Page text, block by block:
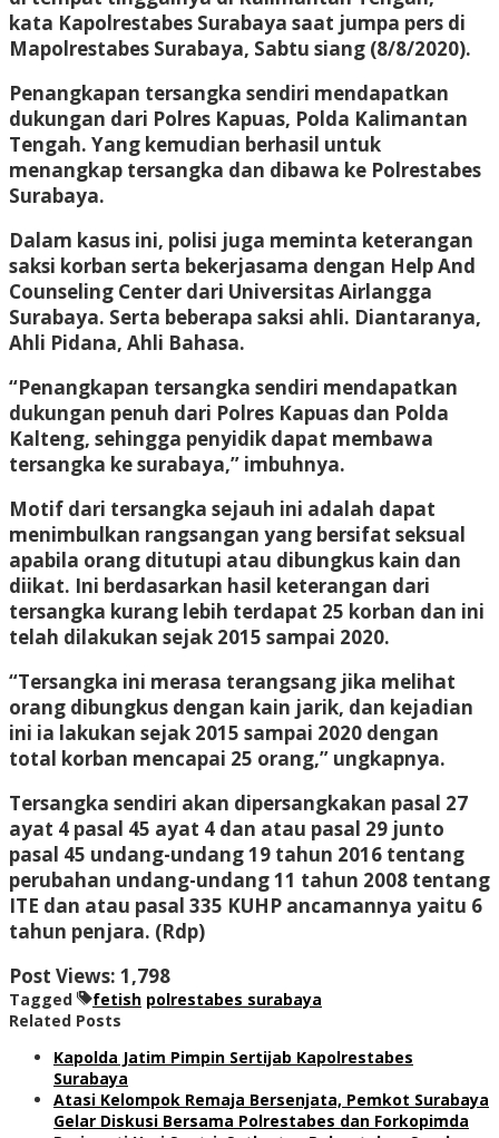
kata Kapolrestabes Surabaya saat jumpa pers di
Mapolrestabes Surabaya, Sabtu siang (8/8/2020).
Penangkapan tersangka sendiri mendapatkan
dukungan dari Polres Kapuas, Polda Kalimantan
Tengah. Yang kemudian berhasil untuk
menangkap tersangka dan dibawa ke Polrestabes
Surabaya.
Dalam kasus ini, polisi juga meminta keterangan
saksi korban serta bekerjasama dengan Help And
Counseling Center dari Universitas Airlangga
Surabaya. Serta beberapa saksi ahli. Diantaranya,
Ahli Pidana, Ahli Bahasa.
“Penangkapan tersangka sendiri mendapatkan
dukungan penuh dari Polres Kapuas dan Polda
Kalteng, sehingga penyidik dapat membawa
tersangka ke surabaya,” imbuhnya.
Motif dari tersangka sejauh ini adalah dapat
menimbulkan rangsangan yang bersifat seksual
apabila orang ditutupi atau dibungkus kain dan
diikat. Ini berdasarkan hasil keterangan dari
tersangka kurang lebih terdapat 25 korban dan ini
telah dilakukan sejak 2015 sampai 2020.
“Tersangka ini merasa terangsang jika melihat
orang dibungkus dengan kain jarik, dan kejadian
ini ia lakukan sejak 2015 sampai 2020 dengan
total korban mencapai 25 orang,” ungkapnya.
Tersangka sendiri akan dipersangkakan pasal 27
ayat 4 pasal 45 ayat 4 dan atau pasal 29 junto
pasal 45 undang-undang 19 tahun 2016 tentang
perubahan undang-undang 11 tahun 2008 tentang
ITE dan atau pasal 335 KUHP ancamannya yaitu 6
tahun penjara. (Rdp)
Post Views: 1,798
Tagged fetish polrestabes surabaya
Related Posts
Kapolda Jatim Pimpin Sertijab Kapolrestabes
Surabaya
Atasi Kelompok Remaja Bersenjata, Pemkot Surabaya
Gelar Diskusi Bersama Polrestabes dan Forkopimda